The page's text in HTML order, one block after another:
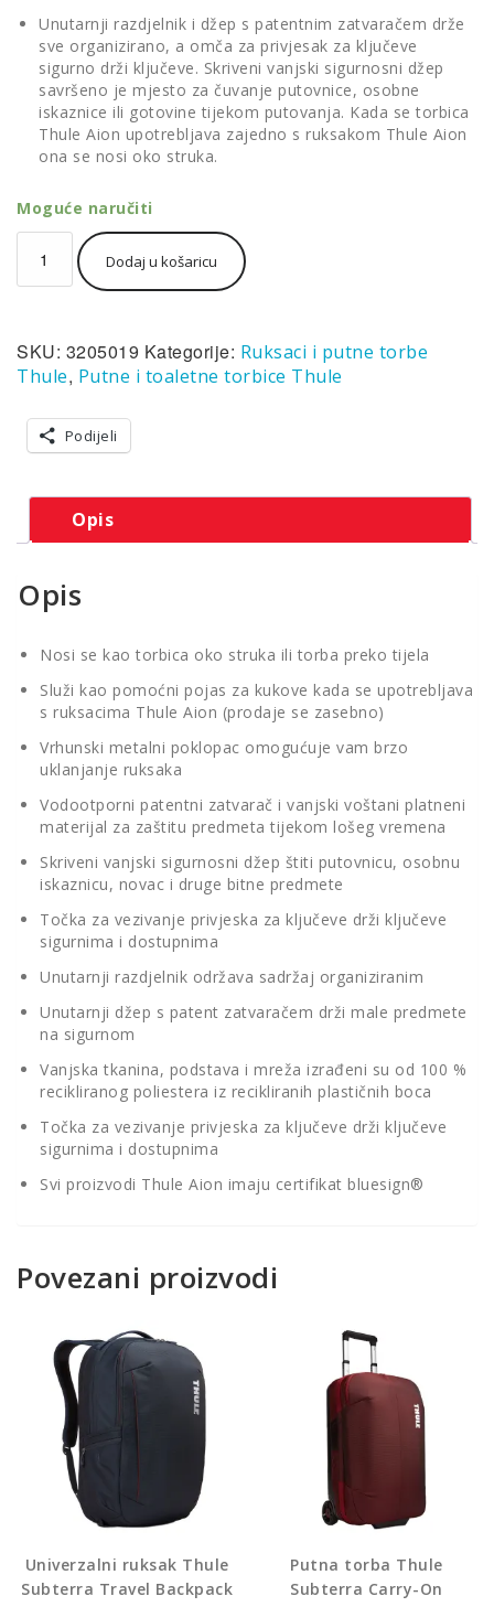
Unutarnji razdjelnik i džep s patentnim zatvaračem drže
sve organizirano, a omča za privjesak za ključeve
sigurno drži ključeve. Skriveni vanjski sigurnosni džep
savršeno je mjesto za čuvanje putovnice, osobne
iskaznice ili gotovine tijekom putovanja. Kada se torbica
Thule Aion upotrebljava zajedno s ruksakom Thule Aion
ona se nosi oko struka.
Moguće naručiti
Thule
Aion
torba
oko
struka/tijela
količina
Dodaj u košaricu
SKU: 3205019 Kategorije: Ruksaci i putne torbe
Thule, Putne i toaletne torbice Thule
Podijeli
Opis
Opis
Nosi se kao torbica oko struka ili torba preko tijela
Služi kao pomoćni pojas za kukove kada se upotrebljava
s ruksacima Thule Aion (prodaje se zasebno)
Vrhunski metalni poklopac omogućuje vam brzo
uklanjanje ruksaka
Vodootporni patentni zatvarač i vanjski voštani platneni
materijal za zaštitu predmeta tijekom lošeg vremena
Skriveni vanjski sigurnosni džep štiti putovnicu, osobnu
iskaznicu, novac i druge bitne predmete
Točka za vezivanje privjeska za ključeve drži ključeve
sigurnima i dostupnima
Unutarnji razdjelnik održava sadržaj organiziranim
Unutarnji džep s patent zatvaračem drži male predmete
na sigurnom
Vanjska tkanina, podstava i mreža izrađeni su od 100 %
recikliranog poliestera iz recikliranih plastičnih boca
Točka za vezivanje privjeska za ključeve drži ključeve
sigurnima i dostupnima
Svi proizvodi Thule Aion imaju certifikat bluesign®
Povezani proizvodi
Univerzalni ruksak Thule
Subterra Travel Backpack
Putna torba Thule
Subterra Carry-On